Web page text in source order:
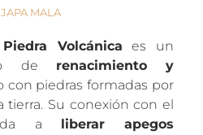
JAPA MALA
Volcánica es un
de renacimiento y
con piedras formadas por
tierra. Su conexión con el
a
liberar apegos